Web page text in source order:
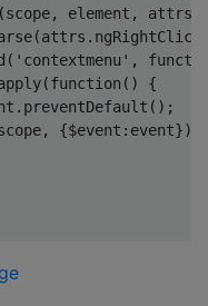
(scope, element, attrs
'contextmenu' ,
function ( ) {
{
$event :event});